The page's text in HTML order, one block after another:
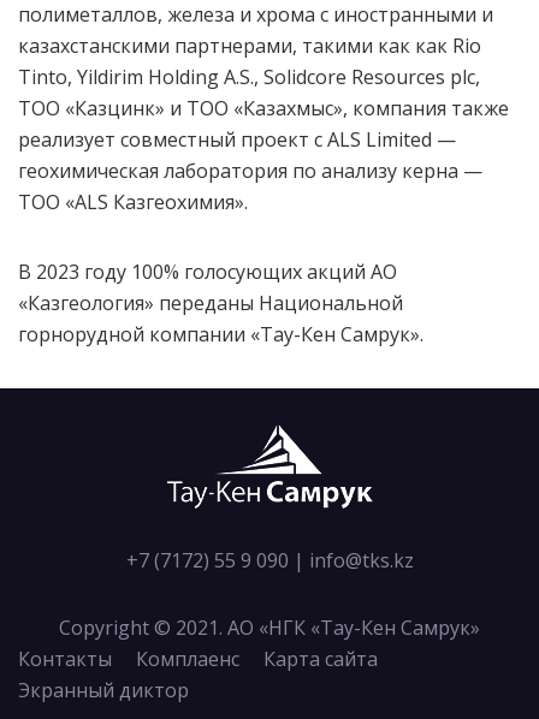
полиметаллов, железа и хрома с иностранными и
казахстанскими партнерами, такими как как Rio
Tinto, Yildirim Holding A.S., Solidcore Resources plc,
ТОО «Казцинк» и ТОО «Казахмыс», компания также
реализует совместный проект с ALS Limited —
геохимическая лаборатория по анализу керна —
ТОО «ALS Казгеохимия».
В 2023 году 100% голосующих акций АО
«Казгеология» переданы Национальной
горнорудной компании «Тау-Кен Самрук».
+7 (7172) 55 9 090 | info@tks.kz
Copyright © 2021. АО «НГК «Тау-Кен Самрук»
Контакты
Комплаенс
Карта сайта
Экранный диктор